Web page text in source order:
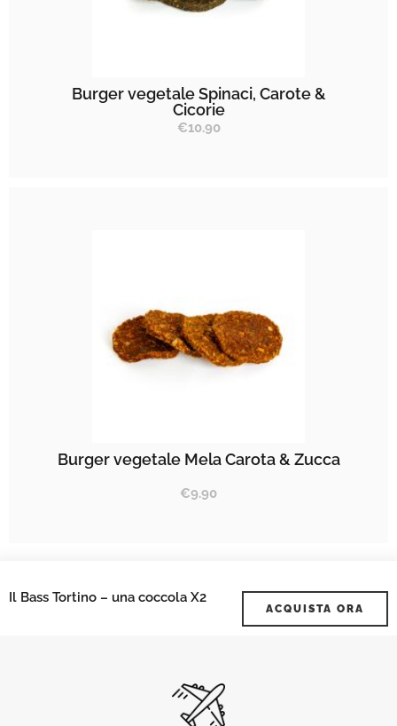
Burger vegetale Spinaci, Carote &
Cicorie
€10.90
Burger vegetale Mela Carota & Zucca
€9.90
Il Bass Tortino – una coccola X2
ACQUISTA ORA